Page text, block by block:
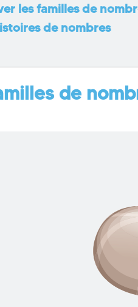
les familles de
de nombres
de